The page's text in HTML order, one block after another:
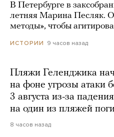
В Петербурге в
летняя Марина Песляк.
методы», чтобы
ИСТОРИИ 9 часов назад
Пляжи Геленджика
на фоне угрозы атаки
3 августа из-за
на один из пляжей
8 часов назад